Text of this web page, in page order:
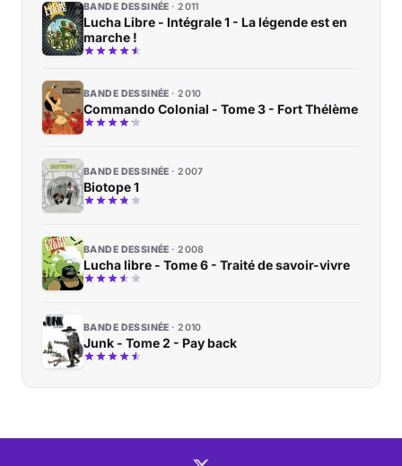
BANDE DESSINÉE 2011
Lucha Libre - Intégrale 1 - La légende est en
marche !
BANDE DESSINÉE 2010
Commando Colonial - Tome 3 - Fort Thélème
BANDE DESSINÉE 2007
Biotope 1
BANDE DESSINÉE 2008
Lucha libre - Tome 6 - Traité de savoir-vivre
BANDE DESSINÉE 2010
Junk - Tome 2 - Pay back